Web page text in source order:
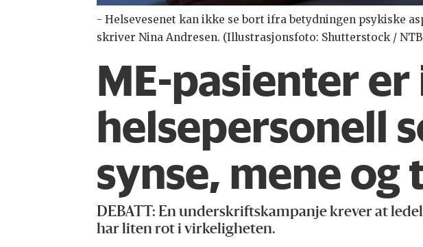
- Helsevesenet kan ikke se bort ifra betydningen psykiske
skriver Nina Andresen. (Illustrasjonsfoto: Shutterstock /
ME-pasienter
helsepersonell
synse, mene og
DEBATT: En underskriftskampanje krever at
har liten rot i virkeligheten.